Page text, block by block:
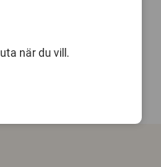
universitet,
när du vill.